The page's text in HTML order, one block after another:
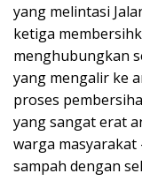
yang melintasi
ketiga
menghubungkan
yang mengalir ke
proses
yang sangat erat
warga
sampah dengan